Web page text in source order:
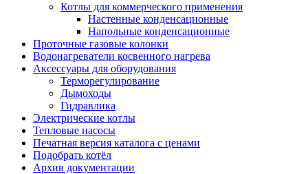
Котлы для коммерческого применения
Настенные конденсационные
Напольные конденсационные
Проточные газовые колонки
Водонагреватели косвенного нагрева
Аксессуары для оборудования
Терморегулирование
Дымоходы
Гидравлика
Электрические котлы
Тепловые насосы
Печатная версия каталога с ценами
Подобрать котёл
Архив документации